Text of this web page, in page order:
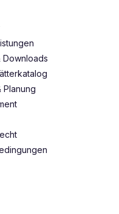
Downloads
Planung